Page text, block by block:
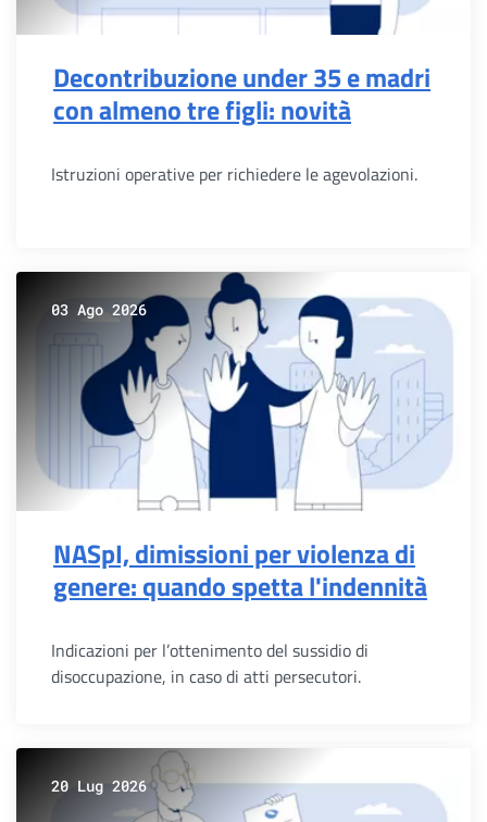
Decontribuzione under 35 e madri
con almeno tre figli: novità
Istruzioni operative per richiedere le agevolazioni.
03 Ago 2026
NASpI, dimissioni per violenza di
genere: quando spetta l'indennità
Indicazioni per l’ottenimento del sussidio di
disoccupazione, in caso di atti persecutori.
20 Lug 2026